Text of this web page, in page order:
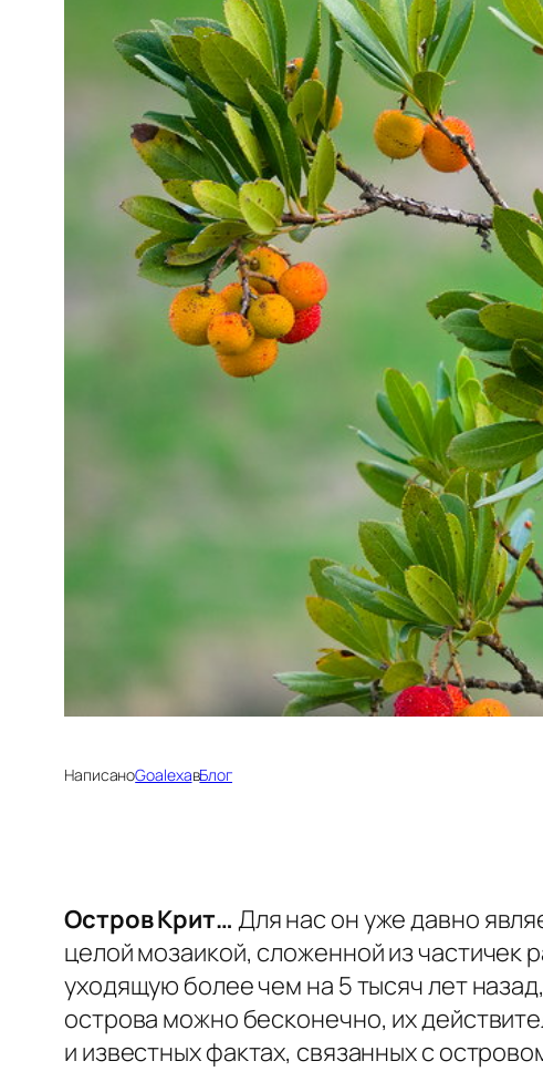
НаписаноGoalexaвБлог
Остров Крит… Для нас он уже давно
целой мозаикой, сложенной из частичек
уходящую более чем на 5 тысяч лет
острова можно бесконечно, их
и известных фактах, связанных с